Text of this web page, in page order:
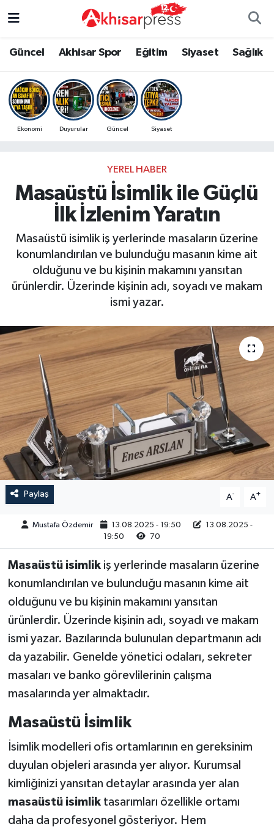
Güncel Akhisar Spor Eğitim Siyaset Sağlık
Ekonomi Duyurular Güncel Siyaset
YEREL HABER
Masaüstü İsimlik ile Güçlü
İlk İzlenim Yaratın
Masaüstü isimlik iş yerlerinde masaların üzerine
konumlandırılan ve bulunduğu masanın kime ait
olduğunu ve bu kişinin makamını yansıtan
ürünlerdir. Üzerinde kişinin adı, soyadı ve makam
ismi yazar.
Paylaş A- A+
Mustafa Özdemir 13.08.2025 - 19:50
13.08.2025 -
19:50
70
Masaüstü isimlikiş yerlerinde masaların üzerine
konumlandırılan ve bulunduğu masanın kime ait
olduğunu ve bu kişinin makamını yansıtan
ürünlerdir. Üzerinde kişinin adı, soyadı ve makam
ismi yazar. Bazılarında bulunulan departmanın adı
da yazabilir. Genelde yönetici odaları, sekreter
masaları ve banko görevlilerinin çalışma
masalarında yer almaktadır.
Masaüstü İsimlik
İsimlik modelleri ofis ortamlarının en gereksinim
duyulan objeleri arasında yer alıyor. Kurumsal
kimliğinizi yansıtan detaylar arasında yer alan
masaüstü isimliktasarımları özellikle ortamı
daha da profesyonel gösteriyor. Hem
Güncel
Akhisar Spor
Eğitim
Ekonomi
Tarım-Gıda
Kültür-Sanat
Duyurular
Magazin
Kültür-Sanat
Duyurular
Röportaj
Dünya
Yaşam
Teknoloji
Yerel Haber
Akhisar Emlak
Ülke
Etiketler
Güncel
Eğitim
Siyaset
Ekonomi
Magazin
Kültür-Sanat
Tarım-Gıda
Sektörel
Röportaj
Dünya
Yaşam
Kadın
Akhisar Emlak
Ülke
Etiketler
Manisa Nöbetçi Eczaneler
Manisa Hava Durumu
Manisa Namaz Vakitleri
Süper Lig Puan Durumu ve Fikstür
Tüm Manşetler
Son Dakika Haberleri
Haber Arşivi